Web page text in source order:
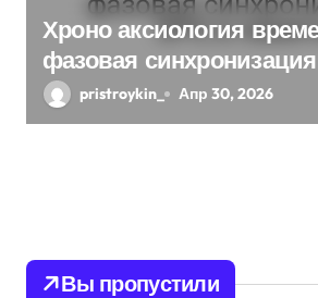
Хроно аксиология
фазовая
памяти
pristroykin_ Апр 30, 2026
Вы пропустили